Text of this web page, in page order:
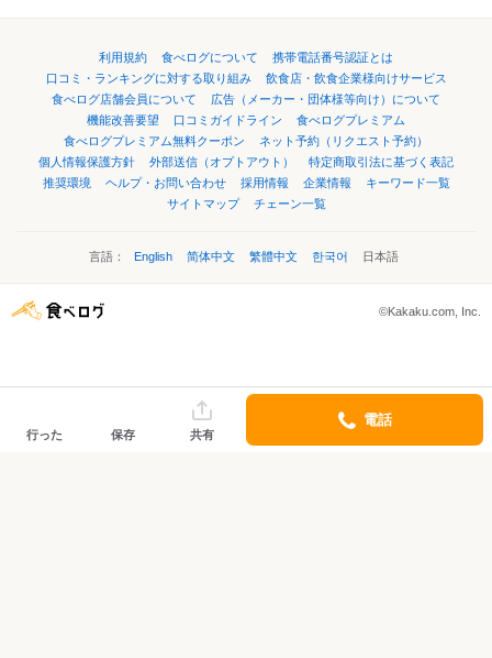
利用規約 食べログについて
携帯電話番号認証とは
口コミ・ランキングに対する取り組み
飲食店・飲食企業様向けサービス
食べログ店舗会員について
広告（メーカー・団体様等向け）について
機能改善要望
口コミガイドライン
食べログプレミアム
食べログプレミアム無料クーポン
ネット予約（リクエスト予約）
個人情報保護方針
外部送信（オプトアウト）
特定商取引法に基づく表記
推奨環境
ヘルプ・お問い合わせ 採用情報 企業情報
キーワード一覧
サイトマップ
チェーン一覧
言語： English 简体中文 繁體中文 한국어 日本語
©Kakaku.com, Inc.
行った 保存 共有
電話